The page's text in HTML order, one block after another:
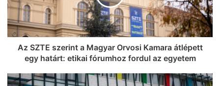
Az SZTE szerint a Magyar Orvosi Kamara átlépett
egy határt: etikai fórumhoz fordul az egyetem